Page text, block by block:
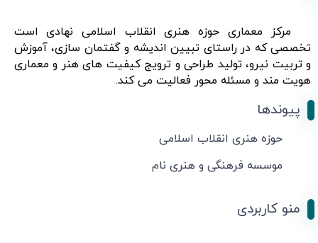
مرکز معماری حوزه هنری انقلاب اسلامی نهادی است
تخصصی که در راستای تبیین اندیشه و گفتمان سازی، آموزش
و تربیت نیرو، تولید طراحی و ترویج کیفیت های هنر و معماری
هویت مند و مسئله محور فعالیت می کند.
پیوندها
حوزه هنری انقلاب اسلامی
موسسه فرهنگی و هنری نام
منو کاربردی